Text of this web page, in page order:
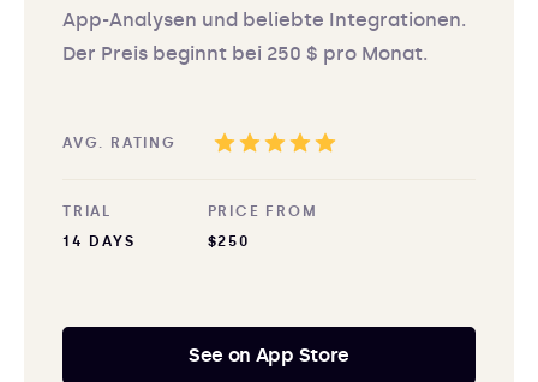
App-Analysen und beliebte Integrationen.
Der Preis beginnt bei 250 $ pro Monat.
AVG. RATING
TRIAL
14 DAYS
PRICE FROM
$250
See on App Store